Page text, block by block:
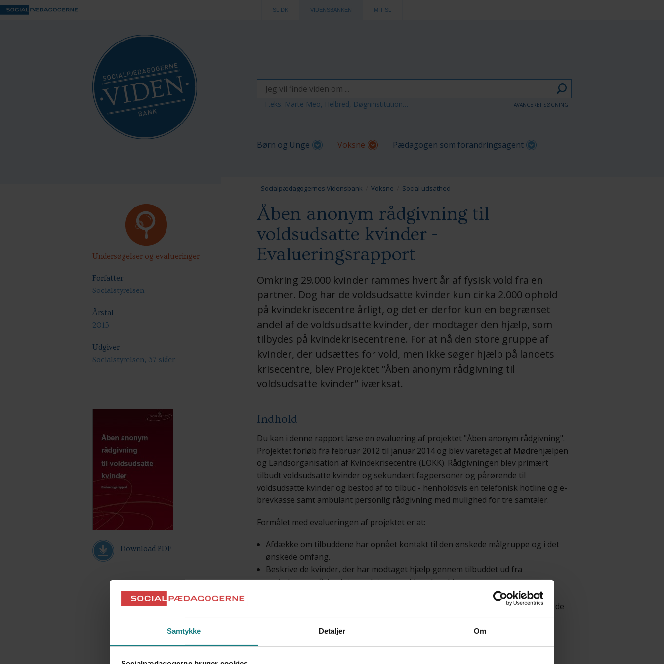
Samtykke Detaljer Om
SL.DK VIDENSBANKEN MIT SL
F.eks. Marte Meo, Helbred, Døgninstitution… AVANCERET SØGNING
Børn og Unge Voksne Pædagogen som forandringsagent
Socialpædagogernes Vidensbank Voksne Social udsathed
Åben anonym rådgivning til
voldsudsatte kvinder -
Evalueringsrapport
Omkring 29.000 kvinder rammes hvert år af fysisk vold fra en
partner. Dog har de voldsudsatte kvinder kun cirka 2.000 ophold
på kvindekrisecentre årligt, og det er derfor kun en begrænset
andel af de voldsudsatte kvinder, der modtager den hjælp, som
tilbydes på kvindekrisecentrene. For at nå den store gruppe af
kvinder, der udsættes for vold, men ikke søger hjælp på landets
krisecentre, blev Projektet ”Åben anonym rådgivning til
voldsudsatte kvinder” iværksat.
Indhold
Du kan i denne rapport læse en evaluering af projektet "Åben anonym rådgivning".
Projektet forløb fra februar 2012 til januar 2014 og blev varetaget af Mødrehjælpen
og Landsorganisation af Kvindekrisecentre (LOKK). Rådgivningen blev primært
tilbudt voldsudsatte kvinder og sekundært fagpersoner og pårørende til
voldsudsatte kvinder og bestod af to tilbud - henholdsvis en telefonisk hotline og e-
brevkasse samt ambulant personlig rådgivning med mulighed for tre samtaler.
Formålet med evalueringen af projektet er at:
Afdække om tilbuddene har opnået kontakt til den ønskede målgruppe og i det
ønskede omfang.
Beskrive de kvinder, der har modtaget hjælp gennem tilbuddet ud fra
sociodemografiske data og data om voldens karakter.
Dokumentere, hvilke emner kvinderne ønsker rådgivning om, og hvilke tilbud de
skal henvises til.
Undersøgelser og evalueringer
Forfatter
Socialstyrelsen
Årstal
2015
Udgiver
Socialstyrelsen, 37 sider
Download PDF